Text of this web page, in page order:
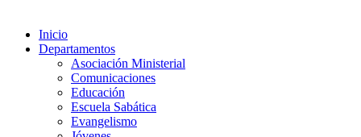
Inicio
Departamentos
Asociación Ministerial
Comunicaciones
Educación
Escuela Sabática
Evangelismo